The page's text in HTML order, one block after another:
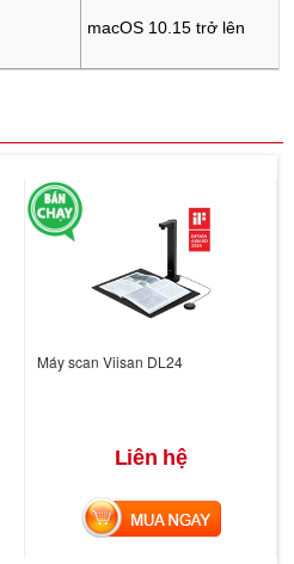
macOS 10.15 trở lên
Máy scan Viisan DL24
Liên hệ
MUA NGAY